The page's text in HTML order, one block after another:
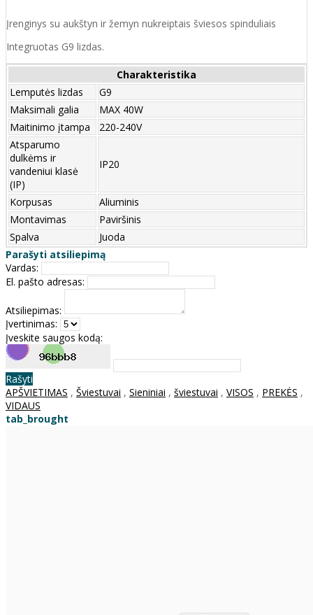
Įrenginys su aukštyn ir žemyn nukreiptais šviesos spinduliais
Integruotas G9 lizdas.
Charakteristika
Lemputės lizdas
G9
Maksimali galia
MAX 40W
Maitinimo įtampa
220-240V
Atsparumo
dulkėms ir
vandeniui klasė
(IP)
IP20
Korpusas
Aliuminis
Montavimas
Paviršinis
Spalva
Juoda
Parašyti atsiliepimą
Vardas:
El. pašto adresas:
Atsiliepimas:
Įvertinimas:
Įveskite saugos kodą:
Rašyti
APŠVIETIMAS , Šviestuvai , Sieniniai , šviestuvai , VISOS , PREKĖS ,
VIDAUS
tab_brought